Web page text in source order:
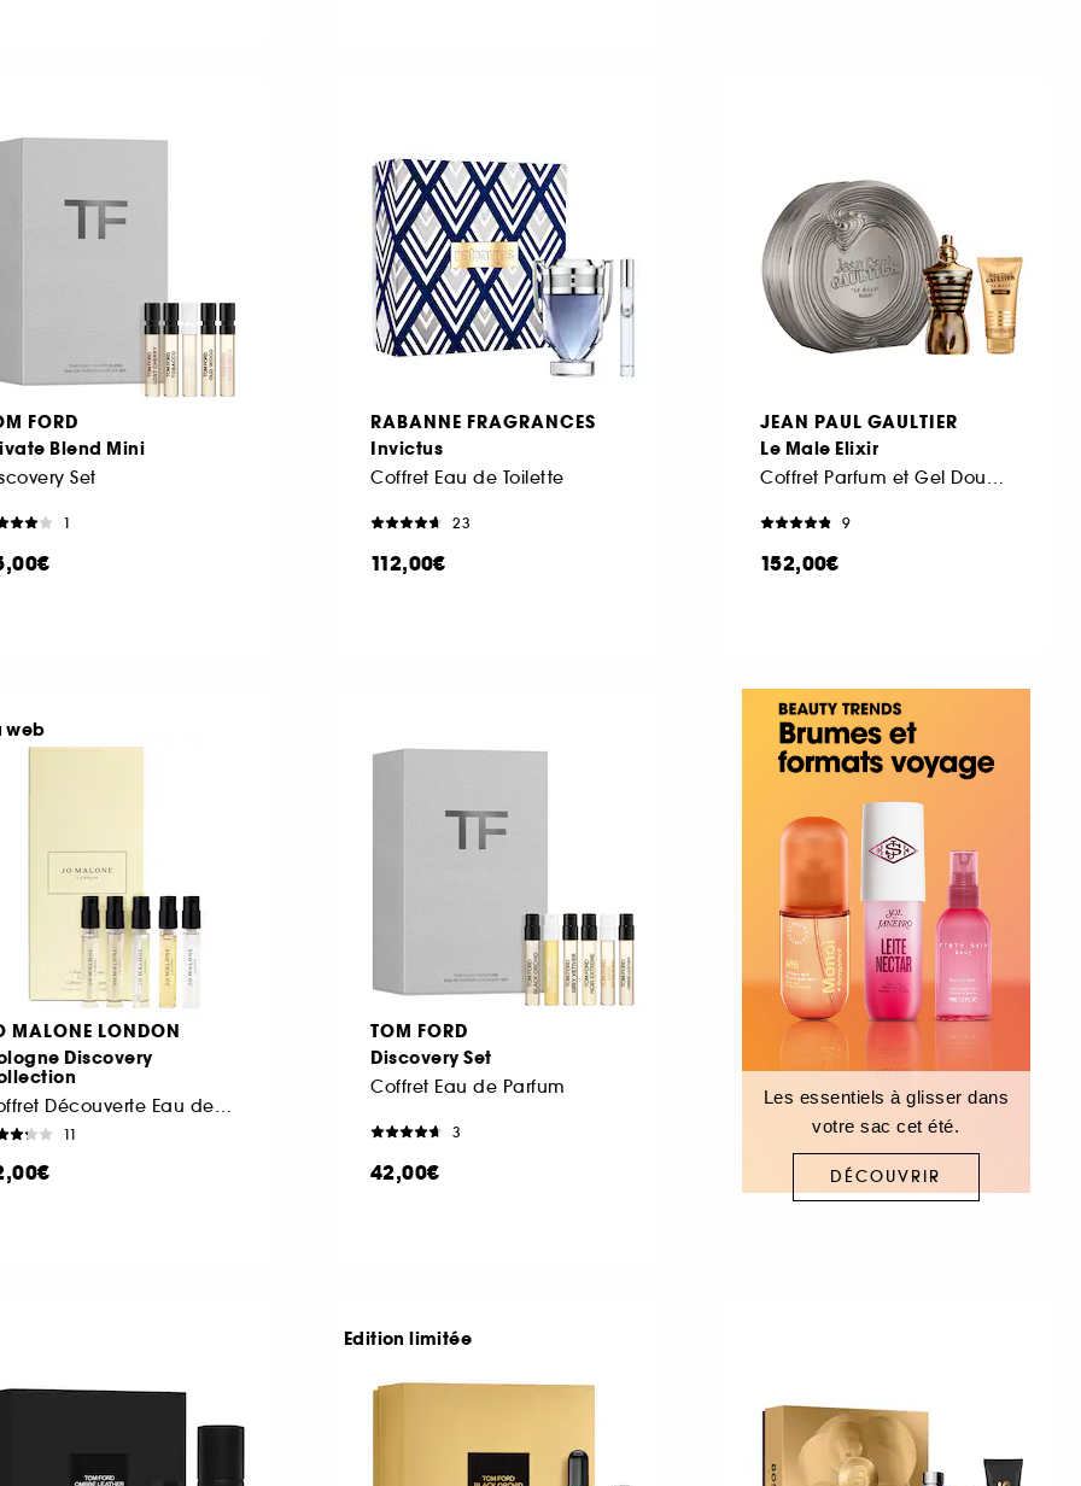
FORD
Blend Mini
Set
1
RABANNE FRAGRANCES
Invictus
Coffret Eau de Toilette
23
112,00€
JEAN PAUL GAULTIER
Le Male Elixir
9
152,00€
MALONE LONDON
Discovery
11
web
TOM FORD
Discovery Set
Coffret Eau de Parfum
3
42,00€
Les essentiels à glisser dans
votre sac cet été.
DÉCOUVRIR
Edition limitée